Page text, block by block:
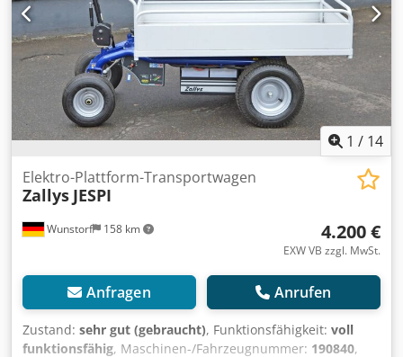
Tragkraft (kg): 700 Bereifung vorne: Luft Bereifung hinten:
Luft Batterie-Baujahr: 2013 Batterie-Kapazität (Ah): 180
Batterie-Spannung (V): 24 Zubehör: Vollkabine mit Heizung.
Scheibenwischer vorn. STVZO. Blinker usw. Blitzleuchte.
Bemerkung: Fahrzeug: L: 3300 mm B: 1250 mm H: 1950
mm Ladefläche: L: 1870 mm B: 1040 mm H: 300 mm
Crodpfey H Evwox Apvof
1 / 14
Wunstorf 158 km
Elektro-Plattform-Transportwagen
Zallys JESPI
4.200 €
EXW VB zzgl. MwSt.
Anfragen Anrufen
Zustand: sehr gut (gebraucht), Funktionsfähigkeit: voll
funktionsfähig, Maschinen-/Fahrzeugnummer: 190840,